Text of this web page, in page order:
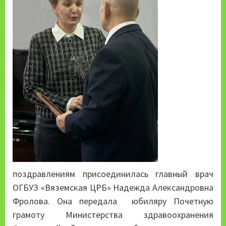
поздравлениям присоединилась главный врач
ОГБУЗ «Вяземская ЦРБ» Надежда Александровна
Фролова. Она передала юбиляру Почетную
грамоту Министерства здравоохранения